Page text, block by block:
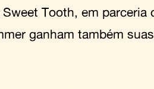
Tooth, em parceria
ganham também